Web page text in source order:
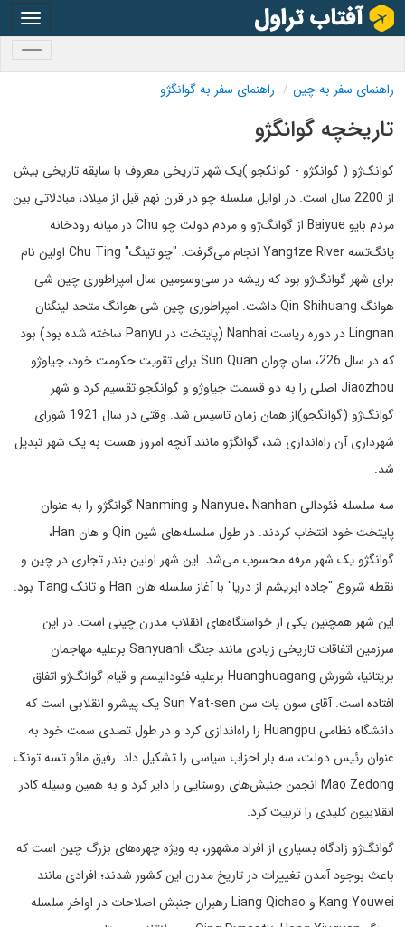
راهنمای سفر به چین راهنمای سفر به گوانگژو
تاریخچه گوانگژو
گوانگ‌ژو ( گوانگژو - گوانگجو )یک شهر تاریخی معروف با سابقه تاریخی بیش
از 2200 سال است. در اوایل سلسله چو در قرن نهم قبل از میلاد، مبادلاتی بین
مردم بایو Baiyue از گوانگ‌ژو و مردم دولت چو Chu در میانه رودخانه
یانگ‌تسه Yangtze River انجام می‌گرفت. "چو تینگ" Chu Ting اولین نام
برای شهر گوانگ‌ژو بود که ریشه در سی‌وسومین سال امپراطوری چین شی
هوانگ Qin Shihuang داشت. امپراطوری چین شی هوانگ متحد لینگنان
Lingnan در دوره ریاست Nanhai (پایتخت در Panyu ساخته شده بود) بود
که در سال 226، سان چوان Sun Quan برای تقویت حکومت خود، جیاوژو
Jiaozhou اصلی را به دو قسمت جیاوژو و گوانگجو تقسیم کرد و شهر
گوانگ‌ژو (گوانگجو)از همان زمان تاسیس شد. وقتی در سال 1921 شورای
شهرداری آن راه‌اندازی شد، گوانگژو مانند آنچه امروز هست به یک شهر تبدیل
شد.
سه سلسله فئودالی Nanyue، Nanhan و Nanming گوانگژو را به عنوان
پایتخت خود انتخاب کردند. در طول سلسله‌های شین Qin و هان Han،
گوانگژو یک شهر مرفه محسوب می‌شد. این شهر اولین بندر تجاری در چین و
نقطه شروع "جاده ابریشم از دریا" با آغاز سلسله هان Han و تانگ Tang بود.
این شهر همچنین یکی از خواستگاه‌های انقلاب مدرن چینی است. در این
سرزمین اتفاقات تاریخی زیادی مانند جنگ Sanyuanli برعلیه مهاجمان
بریتانیا، شورش Huanghuagang برعلیه فئودالیسم و قیام گوانگ‌ژو اتفاق
افتاده است. آقای سون یات سن Sun Yat-sen یک پیشرو انقلابی است که
دانشگاه نظامی Huangpu را راه‌اندازی کرد و در طول تصدی سمت خود به
عنوان رئیس دولت، سه بار احزاب سیاسی را تشکیل داد. رفیق مائو تسه تونگ
Mao Zedong انجمن جنبش‌های روستایی را دایر کرد و به همین وسیله کادر
انقلابیون کلیدی را تربیت کرد.
گوانگ‌ژو زادگاه بسیاری از افراد مشهور، به ویژه چهره‌های بزرگ چین است که
باعث بوجود آمدن تغییرات در تاریخ مدرن این کشور شدند؛ افرادی مانند
Kang Youwei و Liang Qichao رهبران جنبش اصلاحات در اواخر سلسله